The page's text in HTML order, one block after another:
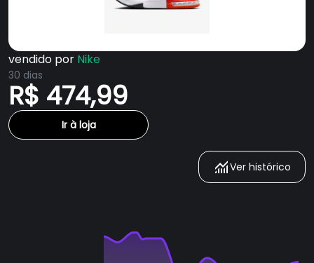
vendido por Nike
30 dias
R$ 474,99
Ir à loja
Ver histórico